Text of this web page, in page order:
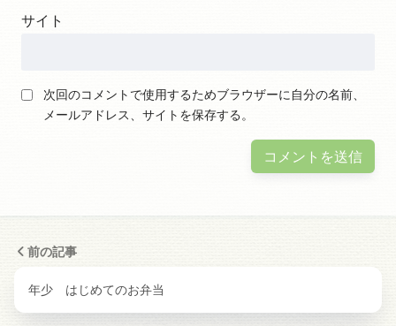
サイト
次回のコメントで使用するためブラウザーに自分の名前、
メールアドレス、サイトを保存する。
前の記事
年少 はじめてのお弁当